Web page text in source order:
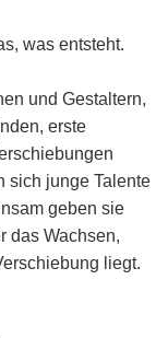
was entsteht.
und Gestaltern,
erste
sich junge Talente
geben sie
das Wachsen,
liegt.